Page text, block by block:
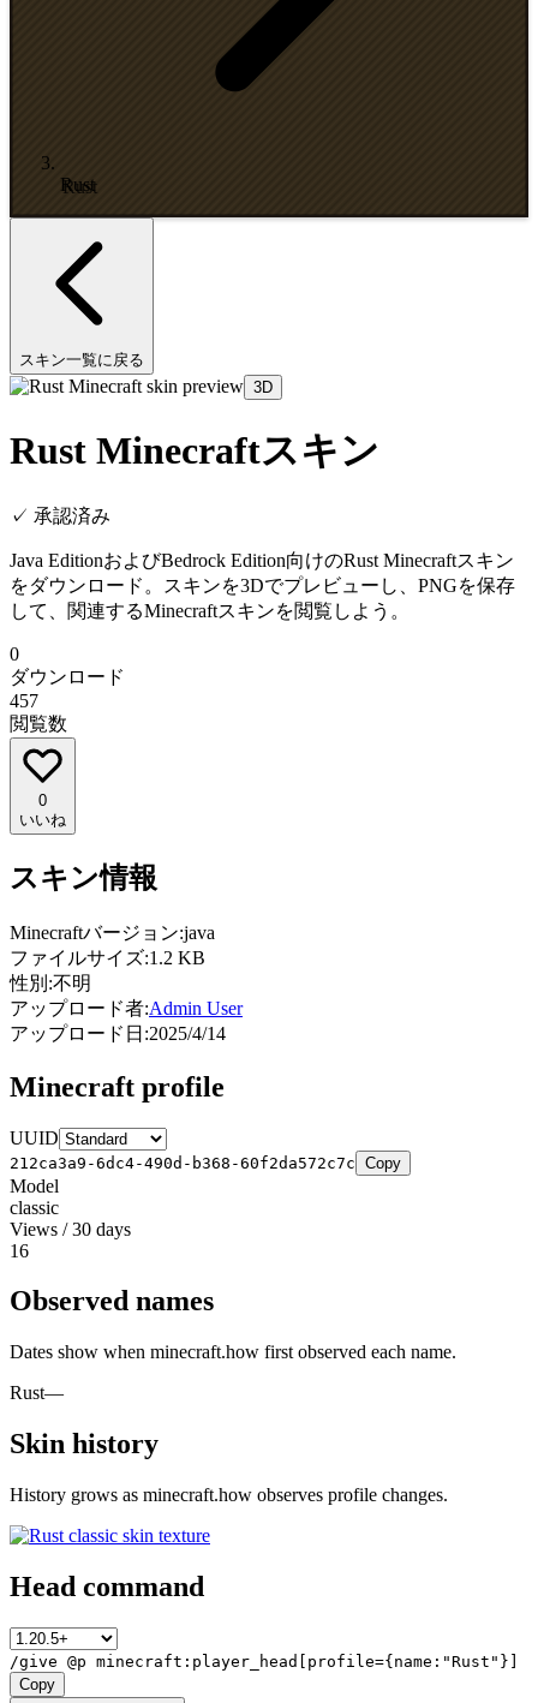
Rust
スキン一覧に戻る
3D
Rust Minecraftスキン
✓ 承認済み
Java EditionおよびBedrock Edition向けのRust Minecraftスキン
をダウンロード。スキンを3Dでプレビューし、PNGを保存
して、関連するMinecraftスキンを閲覧しよう。
0
ダウンロード
457
閲覧数
0
いいね
スキン情報
Minecraftバージョン:java
ファイルサイズ:1.2 KB
性別:不明
アップロード者:Admin User
アップロード日:2025/4/14
Minecraft profile
UUID
212ca3a9-6dc4-490d-b368-60f2da572c7c Copy
Model
classic
Views / 30 days
16
Observed names
Dates show when minecraft.how first observed each name.
Rust—
Skin history
History grows as minecraft.how observes profile changes.
Head command
/give @p minecraft:player_head[profile={name:"Rust"}]
Copy